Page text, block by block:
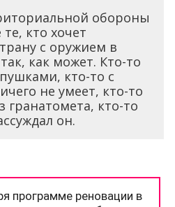
обороны
кто хочет
с оружием в
как может. Кто-то
кто-то с
не умеет, кто-то
гранатомета, кто-то
он.